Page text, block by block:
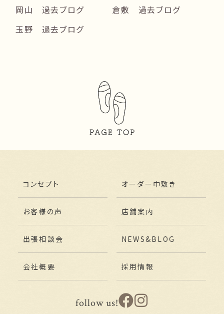
岡山 過去ブログ
倉敷 過去ブログ
玉野 過去ブログ
コンセプト オーダー中敷き
お客様の声 店舗案内
出張相談会 NEWS&BLOG
会社概要 採用情報
follow us!